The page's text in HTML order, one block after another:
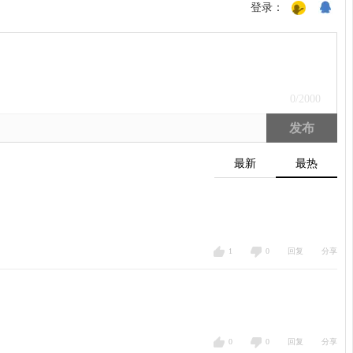
登录：
0 /2000
发布
最新 最热
1 0 回复 分享
0 0 回复 分享